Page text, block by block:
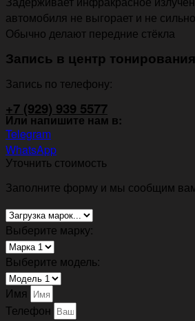
автомобиля не выгорает и не
Обычно делают передние стёкла
Запись в центр тонирования
Запись по телефону:
+7 (929) 939 5577
Или напишите нам в:
Telegram
WhatsApp
Уточнить стоимость
Заполните форму и мы сообщим
Выберите марку:
Выберите модель:
Имя
Телефон